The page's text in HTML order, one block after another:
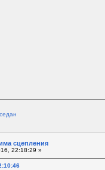
сцепления
22:18:29 »